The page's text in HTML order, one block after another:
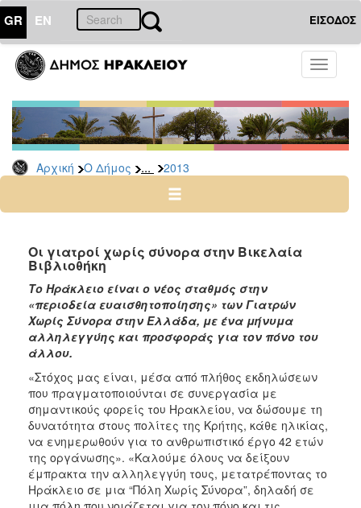
GR EN ΕΙΣΟΔΟΣ
Toggle
Αρχική Ο Δήμος ... 2013
ΔΗΜΟΣ
Δελτία
Τύπου
Αρχείο
2026
2024
2022
2021
2020
2019
2018
2017
2016
2015
2013
2012
Οι γιατροί χωρίς σύνορα στην Βικελαία
Βιβλιοθήκη
Το Ηράκλειο είναι ο νέος σταθμός στην
«περιοδεία ευαισθητοποίησης» των Γιατρών
Χωρίς Σύνορα στην Ελλάδα, με ένα μήνυμα
αλληλεγγύης και προσφοράς για τον πόνο του
άλλου.
«Στόχος μας είναι, μέσα από πλήθος εκδηλώσεων
που πραγματοποιούνται σε συνεργασία με
σημαντικούς φορείς του Ηρακλείου, να δώσουμε τη
δυνατότητα στους πολίτες της Κρήτης, κάθε ηλικίας,
να ενημερωθούν για το ανθρωπιστικό έργο 42 ετών
της οργάνωσης». «Καλούμε όλους να δείξουν
έμπρακτα την αλληλεγγύη τους, μετατρέποντας το
Ηράκλειο σε μια “Πόλη Χωρίς Σύνορα”, δηλαδή σε